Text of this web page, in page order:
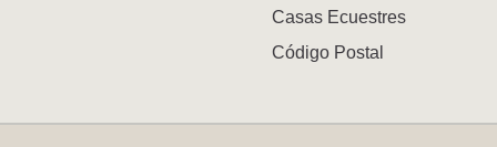
Casas Ecuestres
Código Postal